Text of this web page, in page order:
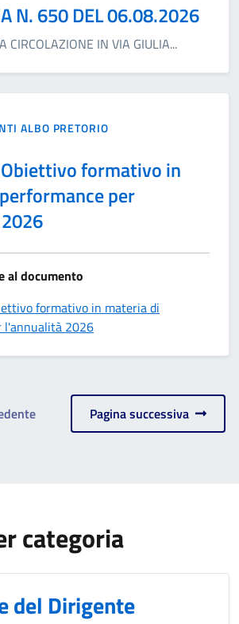
N. 650 DEL 06.08.2026
CIRCOLAZIONE IN VIA GIULIA...
ALBO PRETORIO
formativo in
per
al documento
formativo in materia di
l'annualità 2026
Pagina successiva
categoria
del Dirigente